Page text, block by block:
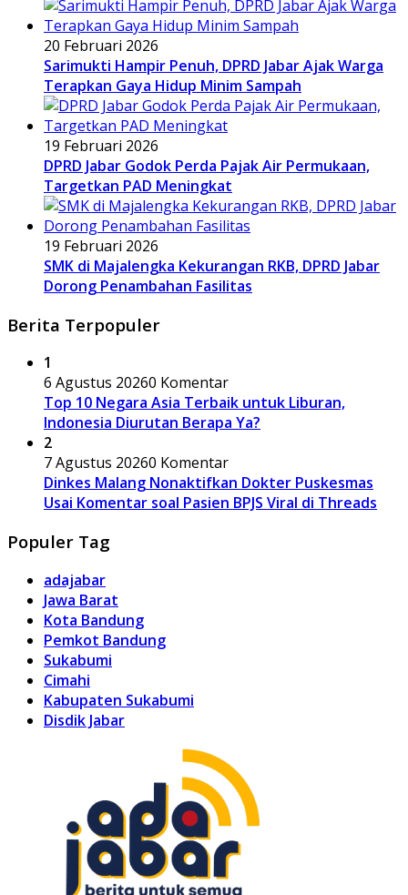
20 Februari 2026
Sarimukti Hampir Penuh, DPRD Jabar Ajak Warga
Terapkan Gaya Hidup Minim Sampah
19 Februari 2026
DPRD Jabar Godok Perda Pajak Air Permukaan,
Targetkan PAD Meningkat
19 Februari 2026
SMK di Majalengka Kekurangan RKB, DPRD Jabar
Dorong Penambahan Fasilitas
Berita Terpopuler
1
6 Agustus 20260 Komentar
Top 10 Negara Asia Terbaik untuk Liburan,
Indonesia Diurutan Berapa Ya?
2
7 Agustus 20260 Komentar
Dinkes Malang Nonaktifkan Dokter Puskesmas
Usai Komentar soal Pasien BPJS Viral di Threads
Populer Tag
adajabar
Jawa Barat
Kota Bandung
Pemkot Bandung
Sukabumi
Cimahi
Kabupaten Sukabumi
Disdik Jabar